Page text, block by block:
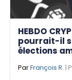
HEBDO
pourrait-il
élections
ParFrançois R. |